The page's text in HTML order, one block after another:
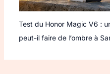
Test du Honor Magic V6 :
peut-il faire de l’ombre à